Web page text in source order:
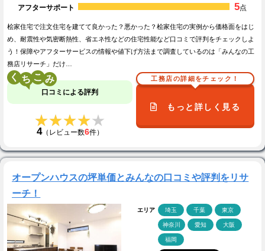
アフターサポート
5点
桧家住宅で注文住宅を建てて良かった？悪かった？桧家住宅の実例から価格面をはじ
め、耐震性や気密断熱性、省エネ性などの住宅性能など口コミで評判をチェックしよ
う！保障やアフターサービスの情報や値下げ方法まで調査しているのは「みんなの工
務店リサーチ」だけ…
く こ
口コミによる評判
★★★★★
★★★★★
4（レビュー数6件）
工務店の詳細をチェック！
もっと詳しく見る
オープンハウスの坪単価とみんなの口コミや評判をリサ
ーチ！
エリア 埼玉 千葉 東京
神奈川 愛知 大阪
福岡